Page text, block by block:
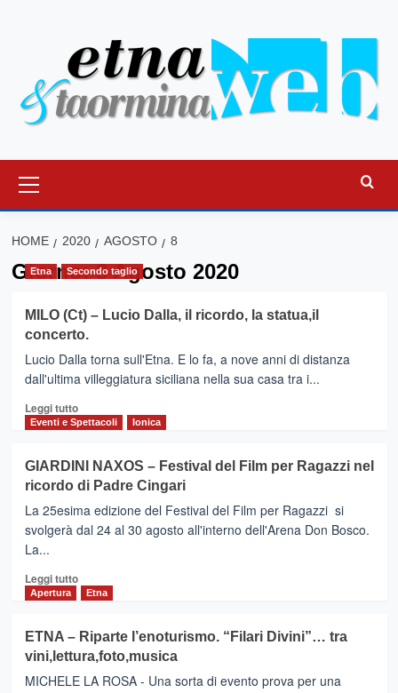
principale
HOME 2020 AGOSTO 8
Giorno:8 Agosto 2020
Etna Secondo taglio
MILO (Ct) – Lucio Dalla, il ricordo, la statua,il
concerto.
Lucio Dalla torna sull'Etna. E lo fa, a nove anni di distanza
dall'ultima villeggiatura siciliana nella sua casa tra i...
Leggi tuttoLeggi
di
MILO
(Ct)
–
Lucio
Dalla,
ricordo,
la
Eventi e Spettacoli Ionica
GIARDINI NAXOS – Festival del Film per Ragazzi nel
ricordo di Padre Cingari
La 25esima edizione del Festival del Film per Ragazzi si
svolgerà dal 24 al 30 agosto all'interno dell'Arena Don Bosco.
La...
Leggi tuttoLeggi
GIARDINI
NAXOS
–
Apertura Etna
ETNA – Riparte l’enoturismo. “Filari Divini”… tra
vini,lettura,foto,musica
MICHELE LA ROSA - Una sorta di evento prova per una